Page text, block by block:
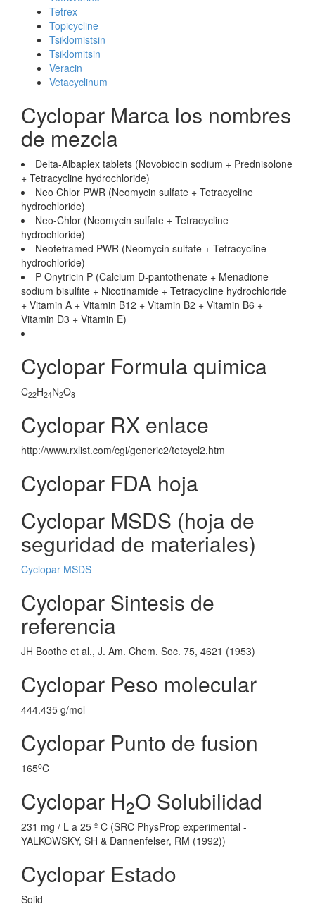
Tetrex
Topicycline
Tsiklomistsin
Tsiklomitsin
Veracin
Vetacyclinum
Cyclopar Marca los nombres
de mezcla
Delta-Albaplex tablets (Novobiocin sodium + Prednisolone
+ Tetracycline hydrochloride)
Neo Chlor PWR (Neomycin sulfate + Tetracycline
hydrochloride)
Neo-Chlor (Neomycin sulfate + Tetracycline
hydrochloride)
Neotetramed PWR (Neomycin sulfate + Tetracycline
hydrochloride)
P Onytricin P (Calcium D-pantothenate + Menadione
sodium bisulfite + Nicotinamide + Tetracycline hydrochloride
+ Vitamin A + Vitamin B12 + Vitamin B2 + Vitamin B6 +
Vitamin D3 + Vitamin E)
Cyclopar Formula quimica
C22H24N2O8
Cyclopar RX enlace
http://www.rxlist.com/cgi/generic2/tetcycl2.htm
Cyclopar FDA hoja
Cyclopar MSDS (hoja de
seguridad de materiales)
Cyclopar MSDS
Cyclopar Sintesis de
referencia
JH Boothe et al., J. Am. Chem. Soc. 75, 4621 (1953)
Cyclopar Peso molecular
444.435 g/mol
Cyclopar Punto de fusion
165oC
Cyclopar H2O Solubilidad
231 mg / L a 25 º C (SRC PhysProp experimental -
YALKOWSKY, SH & Dannenfelser, RM (1992))
Cyclopar Estado
Solid